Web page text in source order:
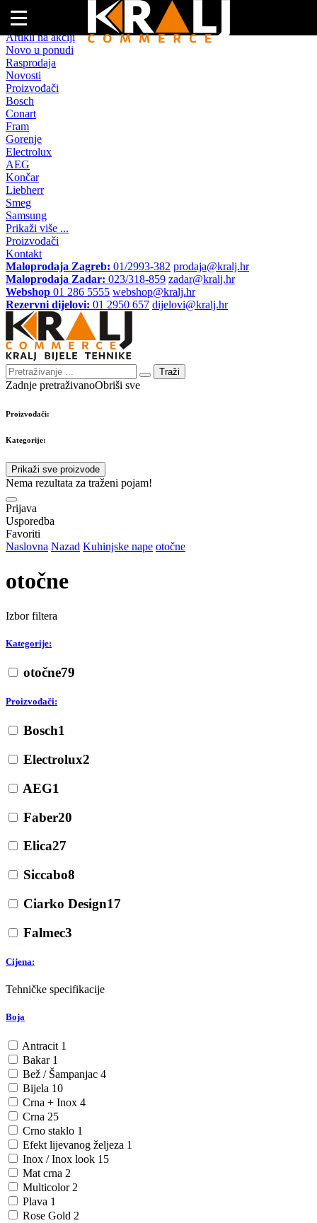
Naslovna
Artikli na akciji
Novo u ponudi
Rasprodaja
Novosti
Proizvođači
Bosch
Conart
Fram
Gorenje
Electrolux
AEG
Končar
Liebherr
Smeg
Samsung
Prikaži više ...
Proizvođači
Kontakt
Maloprodaja Zagreb: 01/2993-382 prodaja@kralj.hr
Maloprodaja Zadar: 023/318-859 zadar@kralj.hr
Webshop 01 286 5555 webshop@kralj.hr
Rezervni dijelovi: 01 2950 657 dijelovi@kralj.hr
Traži
Zadnje pretraživanoObriši sve
Proizvođači:
Kategorije:
Prikaži sve proizvode
Nema rezultata za traženi pojam!
Prijava
Usporedba
Favoriti
Naslovna Nazad Kuhinjske nape otočne
otočne
Izbor filtera
Kategorije:
otočne79
Proizvođači:
Bosch1
Electrolux2
AEG1
Faber20
Elica27
Siccabo8
Ciarko Design17
Falmec3
Cijena:
Tehničke specifikacije
Boja
Antracit 1
Bakar 1
Bež / Šampanjac 4
Bijela 10
Crna + Inox 4
Crna 25
Crno staklo 1
Efekt lijevanog željeza 1
Inox / Inox look 15
Mat crna 2
Multicolor 2
Plava 1
Rose Gold 2